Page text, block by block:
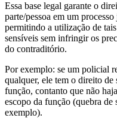
Essa base legal garante o
parte/pessoa em um
permitindo a utilização de
sensíveis sem infringir os
do contraditório.
Por exemplo: se um policial
qualquer, ele tem o direito
função, contanto que não
escopo da função (quebra
exemplo).